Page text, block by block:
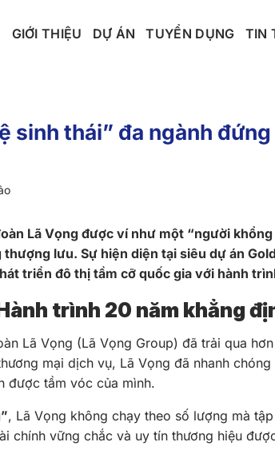
GIỚI THIỆU DỰ ÁN TUYỂN DỤNG TIN
sinh thái” đa ngành
Lã Vọng được ví như một “người
lưu. Sự hiện diện tại siêu dự án
triển đô thị tầm cỡ quốc gia với hành
trình 20 năm khẳng
Lã Vọng (Lã Vọng Group) đã trải qua
mại dịch vụ, Lã Vọng đã nhanh
được tầm vóc của mình.
, Lã Vọng không chạy theo số lượng mà
chính vững chắc và uy tín thương hiệu